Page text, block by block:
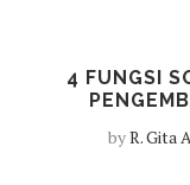
4 FUNGSI
byR. Gita